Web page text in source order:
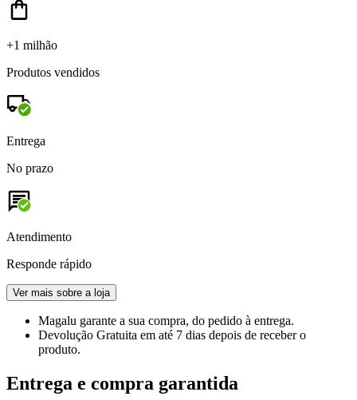
+1 milhão
Produtos vendidos
Entrega
No prazo
Atendimento
Responde rápido
Ver mais sobre a loja
Magalu garante a sua compra, do pedido à entrega.
Devolução Gratuita em até 7 dias depois de receber o
produto.
Entrega e compra garantida